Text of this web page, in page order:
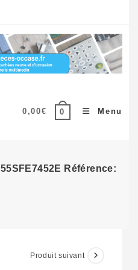
0,00€ 0 Menu
Référence:
Produit suivant